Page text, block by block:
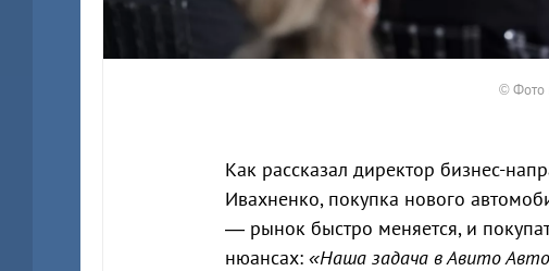
© Фото
Как рассказал директор бизнес-
Ивахненко, покупка нового
— рынок быстро меняется, и
нюансах: «Наша задача в Авито